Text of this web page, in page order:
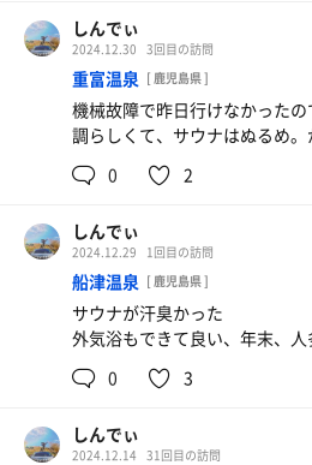
しんでぃ
2024.12.30 3回目の訪問
重富温泉 [ 鹿児島県 ]
機械故障で昨日行けなかった
調らしくて、サウナはぬるめ。
0
2
しんでぃ
2024.12.29 1回目の訪問
船津温泉 [ 鹿児島県 ]
サウナが汗臭かった
外気浴もできて良い、年末、人
0
3
しんでぃ
2024.12.14 31回目の訪問